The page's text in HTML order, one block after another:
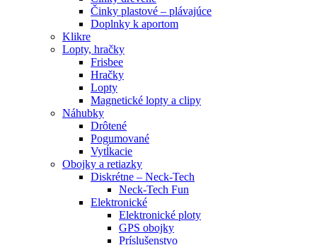
Činky plastové – plávajúce
Doplnky k aportom
Klikre
Lopty, hračky
Frisbee
Hračky
Lopty
Magnetické lopty a clipy
Náhubky
Drôtené
Pogumované
Vytĺkacie
Obojky a retiazky
Diskrétne – Neck-Tech
Neck-Tech Fun
Elektronické
Elektronické ploty
GPS obojky
Príslušenstvo